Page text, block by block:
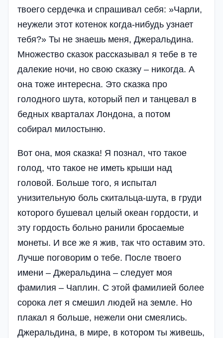
твоего сердечка и спрашивал себя: »Чарли,
неужели этот котенок когда-нибудь узнает
тебя?» Ты не знаешь меня, Джеральдина.
Множество сказок рассказывал я тебе в те
далекие ночи, но свою сказку – никогда. А
она тоже интересна. Это сказка про
голодного шута, который пел и танцевал в
бедных кварталах Лондона, а потом
собирал милостыню.
Вот она, моя сказка! Я познал, что такое
голод, что такое не иметь крыши над
головой. Больше того, я испытал
унизительную боль скитальца-шута, в груди
которого бушевал целый океан гордости, и
эту гордость больно ранили бросаемые
монеты. И все же я жив, так что оставим это.
Лучше поговорим о тебе. После твоего
имени – Джеральдина – следует моя
фамилия – Чаплин. С этой фамилией более
сорока лет я смешил людей на земле. Но
плакал я больше, нежели они смеялись.
Джеральдина, в мире, в котором ты живешь,